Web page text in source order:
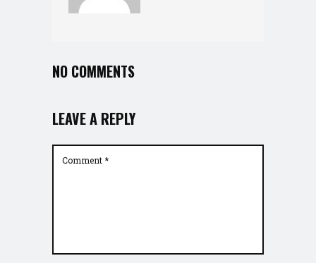
NO COMMENTS
LEAVE A REPLY